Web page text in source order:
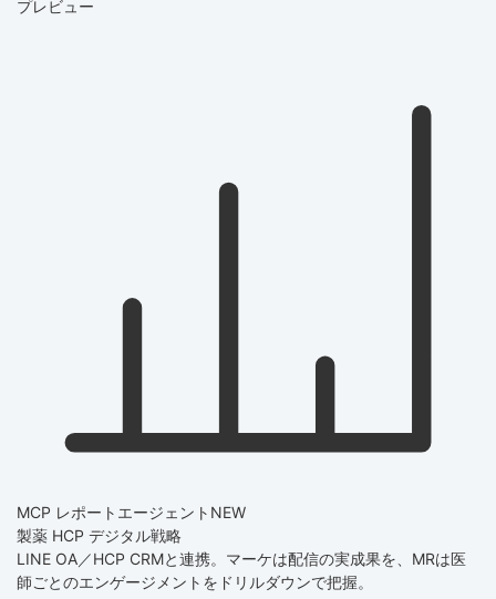
プレビュー
MCP レポートエージェント NEW
製薬 HCP デジタル戦略
LINE OA／HCP CRMと連携。マーケは配信の実成果を、MRは医
師ごとのエンゲージメントをドリルダウンで把握。